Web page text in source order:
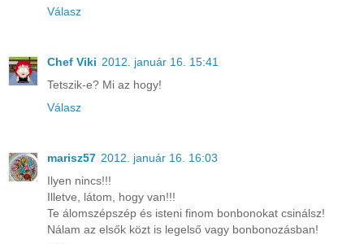
Válasz
Chef Viki 2012. január 16. 15:41
Tetszik-e? Mi az hogy!
Válasz
marisz57 2012. január 16. 16:03
Ilyen nincs!!!
Illetve, látom, hogy van!!!
Te álomszépszép és isteni finom bonbonokat csinálsz!
Nálam az elsők közt is legelső vagy bonbonozásban!